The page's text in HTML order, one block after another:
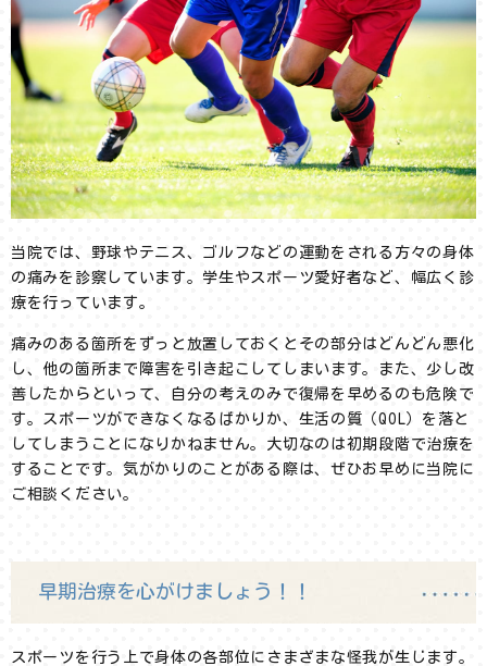
当院では、野球やテニス、ゴルフなどの運動をされる方々の身体
の痛みを診察しています。学生やスポーツ愛好者など、幅広く診
療を行っています。
痛みのある箇所をずっと放置しておくとその部分はどんどん悪化
し、他の箇所まで障害を引き起こしてしまいます。また、少し改
善したからといって、自分の考えのみで復帰を早めるのも危険で
す。スポーツができなくなるばかりか、生活の質（QOL）を落と
してしまうことになりかねません。大切なのは初期段階で治療を
することです。気がかりのことがある際は、ぜひお早めに当院に
ご相談ください。
早期治療を心がけましょう！！
スポーツを行う上で身体の各部位にさまざまな怪我が生じます。